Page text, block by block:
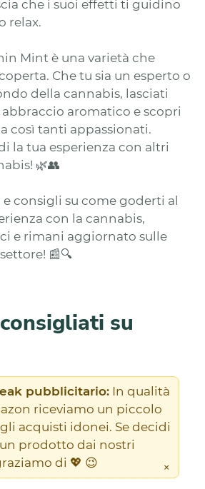
che i suoi effetti ti guidino
relax.
Mint è una varietà che
Che tu sia un esperto o
della cannabis, lasciati
abbraccio aromatico e scopri
così tanti appassionati.
la tua esperienza con altri
🌿👥
consigli su come goderti al
con la cannabis,
e rimani aggiornato sulle
📰🔍
su
pubblicitario: In qualità
riceviamo un piccolo
acquisti idonei. Se decidi
prodotto dai nostri
di 💖 😉
×